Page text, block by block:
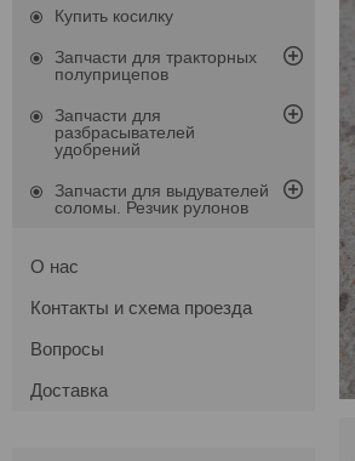
Купить косилку
Запчасти для тракторных
полуприцепов
Запчасти для
разбрасывателей
удобрений
Запчасти для выдувателей
соломы. Резчик рулонов
О нас
Контакты и схема проезда
Вопросы
Доставка